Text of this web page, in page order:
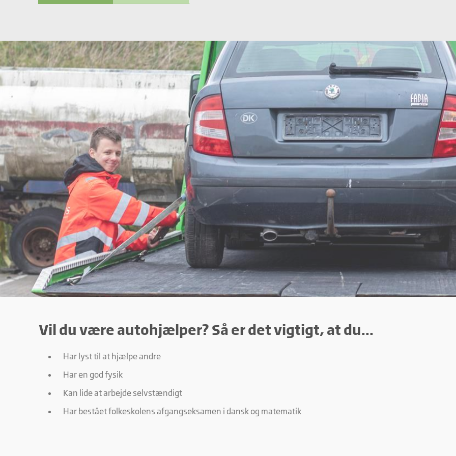
annoncer, der er relevante og engagerende for den enkelte bruger, og dermed mere
værdifulde for udgivere og tredjeparts-annoncører.
Vil du være autohjælper? Så er det vigtigt, at du...
Har lyst til at hjælpe andre
Har en god fysik
Kan lide at arbejde selvstændigt
Har bestået folkeskolens afgangseksamen i dansk og matematik